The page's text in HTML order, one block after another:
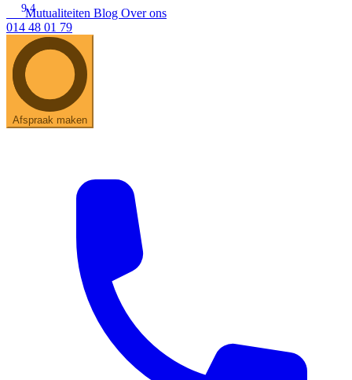
Zoeken
Snel zoeken
Hoorapparaatbatterijen
ReSound Vivia
Oticon IntentSignia Silk
9.4
Mutualiteiten Blog Over ons
014 48 01 79
Afspraak maken